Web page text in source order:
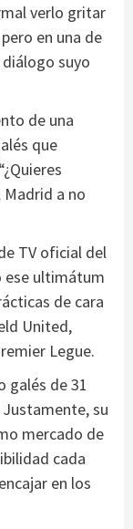
verlo gritar
en una de
suyo
de una
que
Madrid a no
TV oficial del
ese ultimátum
de cara
United,
Legue.
galés de 31
su
mercado de
cada
en los